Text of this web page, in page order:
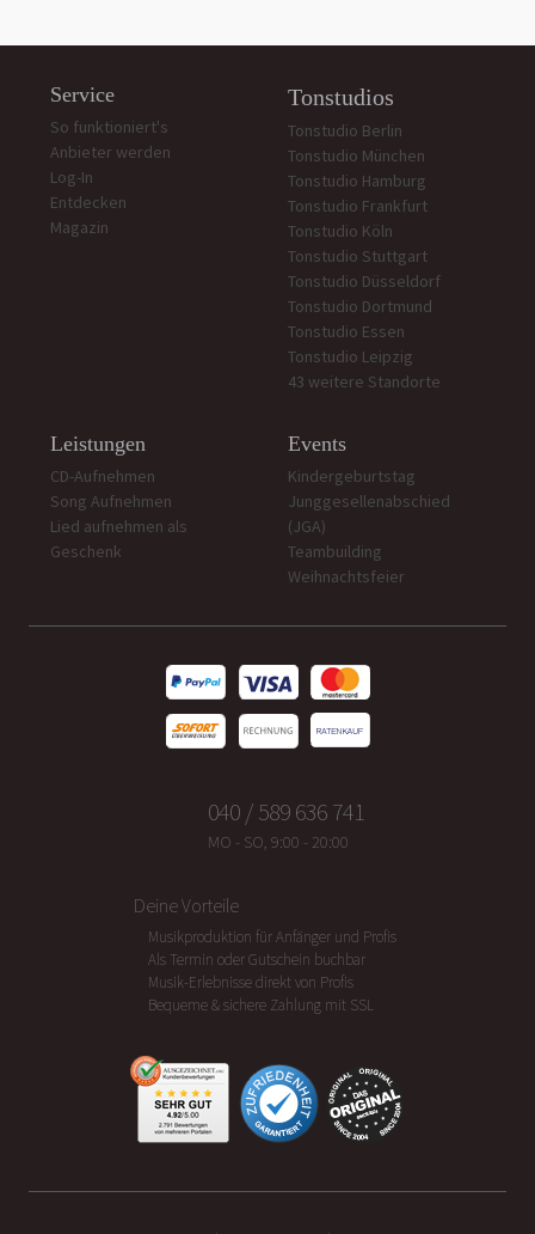
Service
So funktioniert's
Anbieter werden
Log-In
Entdecken
Magazin
Tonstudios
Tonstudio Berlin
Tonstudio München
Tonstudio Hamburg
Tonstudio Frankfurt
Tonstudio Köln
Tonstudio Stuttgart
Tonstudio Düsseldorf
Tonstudio Dortmund
Tonstudio Essen
Tonstudio Leipzig
43 weitere Standorte
Leistungen
CD-Aufnehmen
Song Aufnehmen
Lied aufnehmen als
Geschenk
Events
Kindergeburtstag
Junggesellenabschied
(JGA)
Teambuilding
Weihnachtsfeier
040 / 589 636 741
MO - SO, 9:00 - 20:00
Deine Vorteile
Musikproduktion für Anfänger und Profis
Als Termin oder Gutschein buchbar
Musik-Erlebnisse direkt von Profis
Bequeme & sichere Zahlung mit SSL